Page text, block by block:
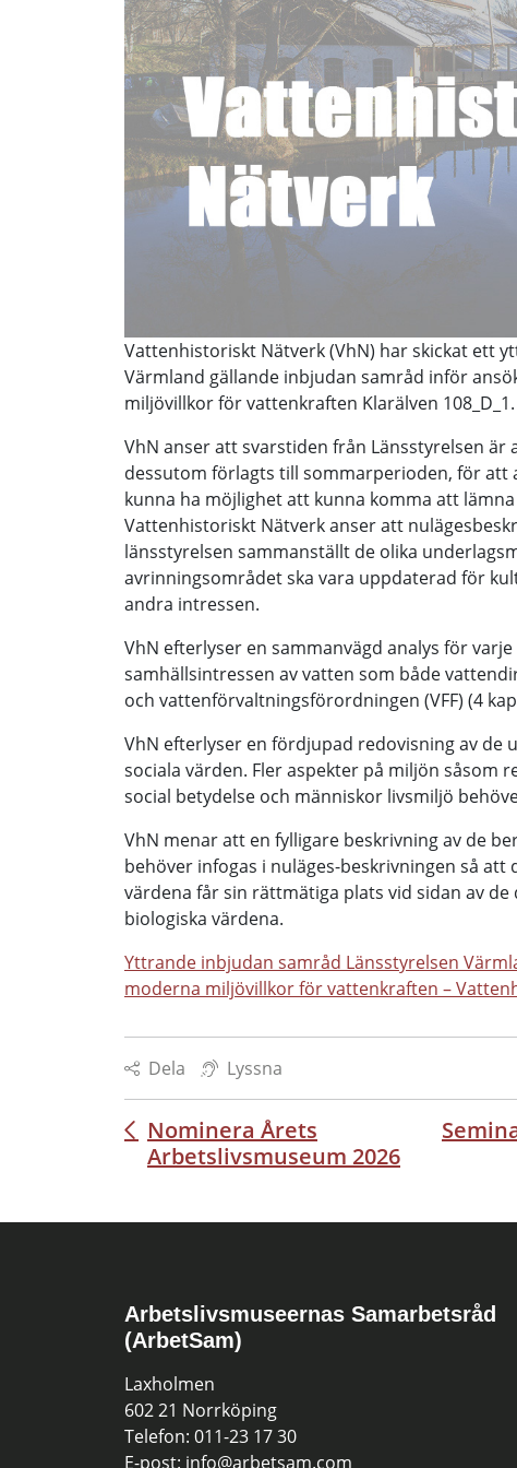
Vattenhistoriskt Nätverk (VhN) har skickat ett
Värmland gällande inbjudan samråd inför
miljövillkor för vattenkraften Klarälven 108_D_1.
VhN anser att svarstiden från Länsstyrelsen är
dessutom förlagts till sommarperioden, för att
kunna ha möjlighet att kunna komma att
Vattenhistoriskt Nätverk anser att
länsstyrelsen sammanställt de olika
avrinningsområdet ska vara uppdaterad för
andra intressen.
VhN efterlyser en sammanvägd analys för
samhällsintressen av vatten som både
och vattenförvaltningsförordningen (VFF) (4
VhN efterlyser en fördjupad redovisning av de
sociala värden. Fler aspekter på miljön såsom
social betydelse och människor livsmiljö
VhN menar att en fylligare beskrivning av de
behöver infogas i nuläges-beskrivningen så att
värdena får sin rättmätiga plats vid sidan av
biologiska värdena.
Yttrande inbjudan samråd Länsstyrelsen
moderna miljövillkor för vattenkraften –
Dela Lyssna
Inläggsnavigering
Nominera Årets
Arbetslivsmuseum 2026
Arbetslivsmuseernas Samarbetsråd
(ArbetSam)
Laxholmen
602 21 Norrköping
Telefon: 011-23 17 30
E-post: info@arbetsam.com